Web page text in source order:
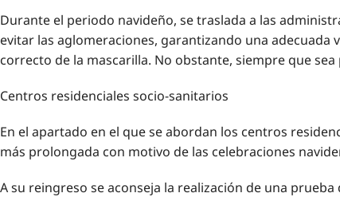
Durante el periodo navideño, se traslada a las
evitar las aglomeraciones, garantizando una
correcto de la mascarilla. No obstante, siempre que
Centros residenciales socio-sanitarios
En el apartado en el que se abordan los centros
más prolongada con motivo de las celebraciones
A su reingreso se aconseja la realización de una